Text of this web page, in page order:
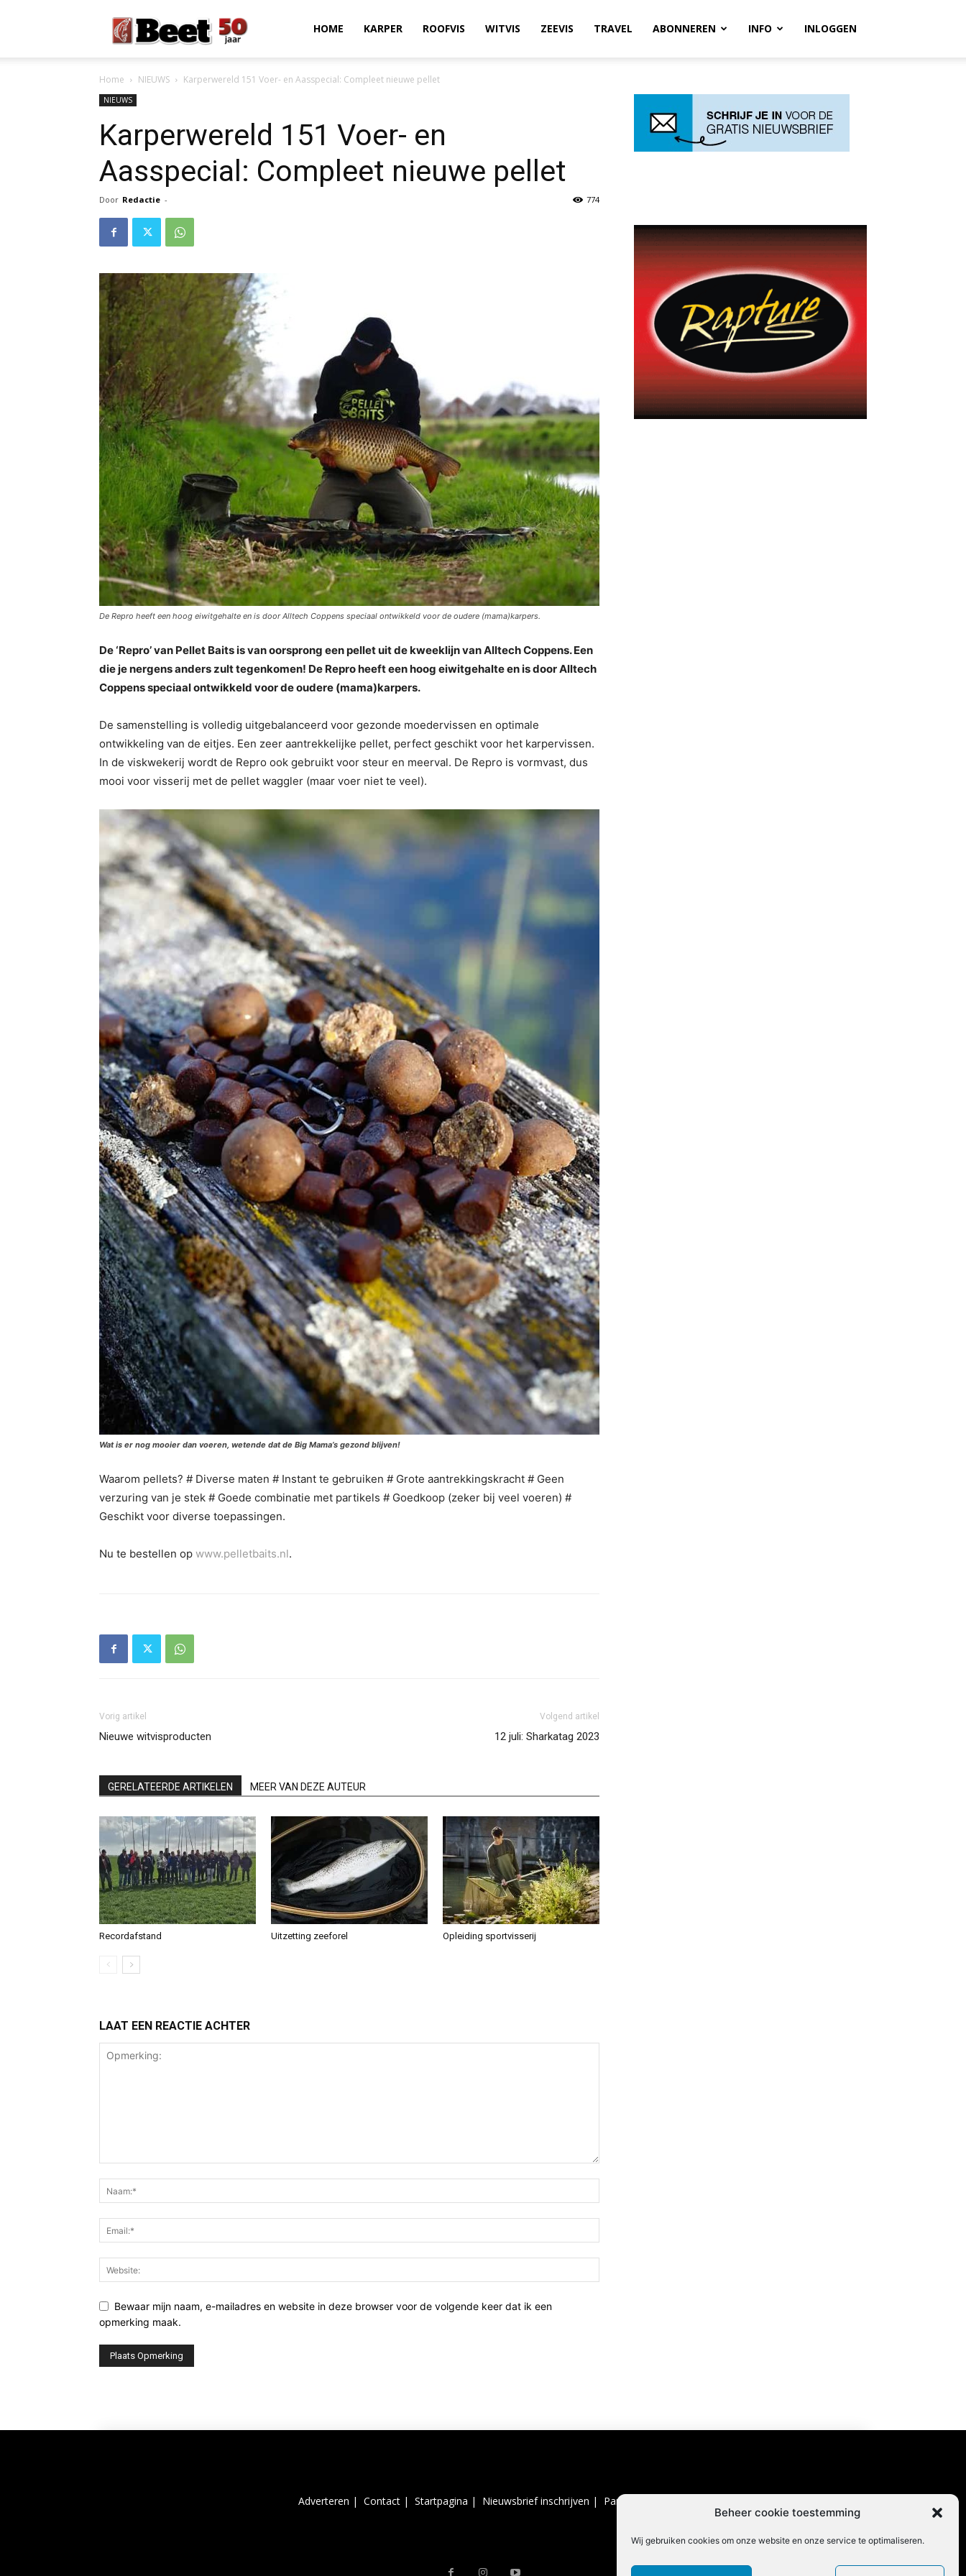
Beheer cookie toestemming
Wij gebruiken cookies om onze website en onze service te optimaliseren.
Magazine
HOME KARPER ROOFVIS WITVIS ZEEVIS TRAVEL ABONNEREN INFO INLOGGEN
Home NIEUWS Karperwereld 151 Voer- en Aasspecial: Compleet nieuwe pellet
NIEUWS
Karperwereld 151 Voer- en
Aasspecial: Compleet nieuwe pellet
Door Redactie - 774
De Repro heeft een hoog eiwitgehalte en is door Alltech Coppens speciaal ontwikkeld voor de oudere (mama)karpers.
De ‘Repro’ van Pellet Baits is van oorsprong een pellet uit de kweeklijn van Alltech Coppens. Een
die je nergens anders zult tegenkomen! De Repro heeft een hoog eiwitgehalte en is door Alltech
Coppens speciaal ontwikkeld voor de oudere (mama)karpers.
De samenstelling is volledig uitgebalanceerd voor gezonde moedervissen en optimale
ontwikkeling van de eitjes. Een zeer aantrekkelijke pellet, perfect geschikt voor het karpervissen.
In de viskwekerij wordt de Repro ook gebruikt voor steur en meerval. De Repro is vormvast, dus
mooi voor visserij met de pellet waggler (maar voer niet te veel).
Wat is er nog mooier dan voeren, wetende dat de Big Mama’s gezond blijven!
Waarom pellets? # Diverse maten # Instant te gebruiken # Grote aantrekkingskracht # Geen
verzuring van je stek # Goede combinatie met partikels # Goedkoop (zeker bij veel voeren) #
Geschikt voor diverse toepassingen.
Nu te bestellen op www.pelletbaits.nl.
Vorig artikel
Nieuwe witvisproducten
Volgend artikel
12 juli: Sharkatag 2023
GERELATEERDE ARTIKELEN MEER VAN DEZE AUTEUR
Recordafstand Uitzetting zeeforel Opleiding sportvisserij
LAAT EEN REACTIE ACHTER
Bewaar mijn naam, e-mailadres en website in deze browser voor de volgende keer dat ik een
opmerking maak.
Adverteren | Contact | Startpagina | Nieuwsbrief inschrijven | Partner content